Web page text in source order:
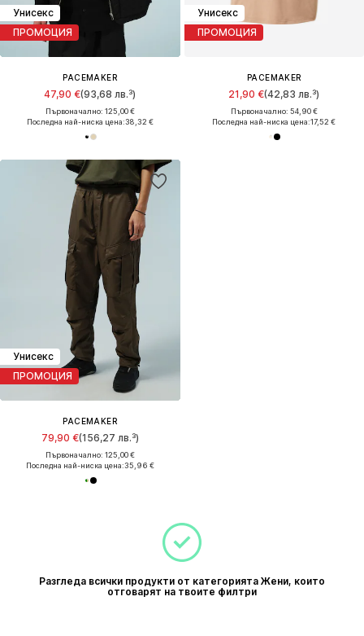
Унисекс
ПРОМОЦИЯ
PACEMAKER
47,90 €(93,68 лв.³)
Първоначално: 125,00 €
Последна най-ниска цена:38,32 €
Унисекс
ПРОМОЦИЯ
PACEMAKER
21,90 €(42,83 лв.³)
Първоначално: 54,90 €
Последна най-ниска цена:17,52 €
Унисекс
ПРОМОЦИЯ
PACEMAKER
79,90 €(156,27 лв.³)
Първоначално: 125,00 €
Последна най-ниска цена:35,96 €
Разгледа всички продукти от категорията Жени, които
отговарят на твоите филтри